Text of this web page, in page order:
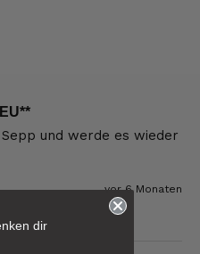
und werde es wieder
vor 6 Monaten
dir